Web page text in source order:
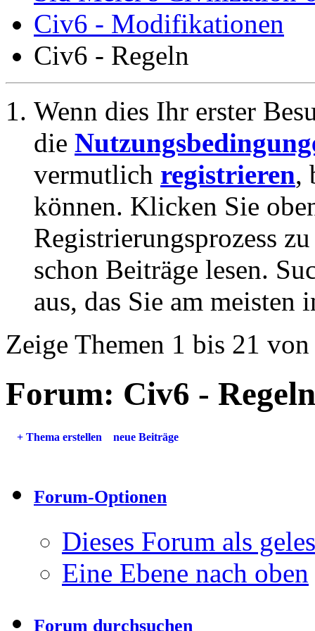
Civ6 - Modifikationen
Civ6 - Regeln
Wenn dies Ihr erster
die
vermutlich registrieren,
können. Klicken Sie
Registrierungsprozess
schon Beiträge lesen.
aus, das Sie am meisten
Zeige Themen 1 bis 21
Forum: Civ6 - Regeln
+ Thema erstellen neue Beiträge
Forum-Optionen
Dieses Forum als
Eine Ebene nach oben
Forum durchsuchen